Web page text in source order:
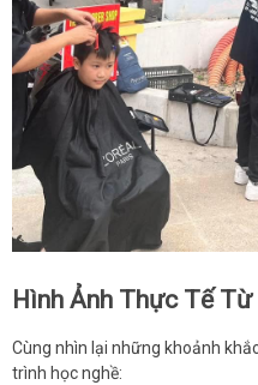
Hình Ảnh Thực Tế
Cùng nhìn lại những khoảnh
trình học nghề: